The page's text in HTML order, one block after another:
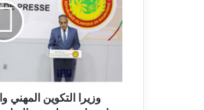
وزيرا التكوين المهني